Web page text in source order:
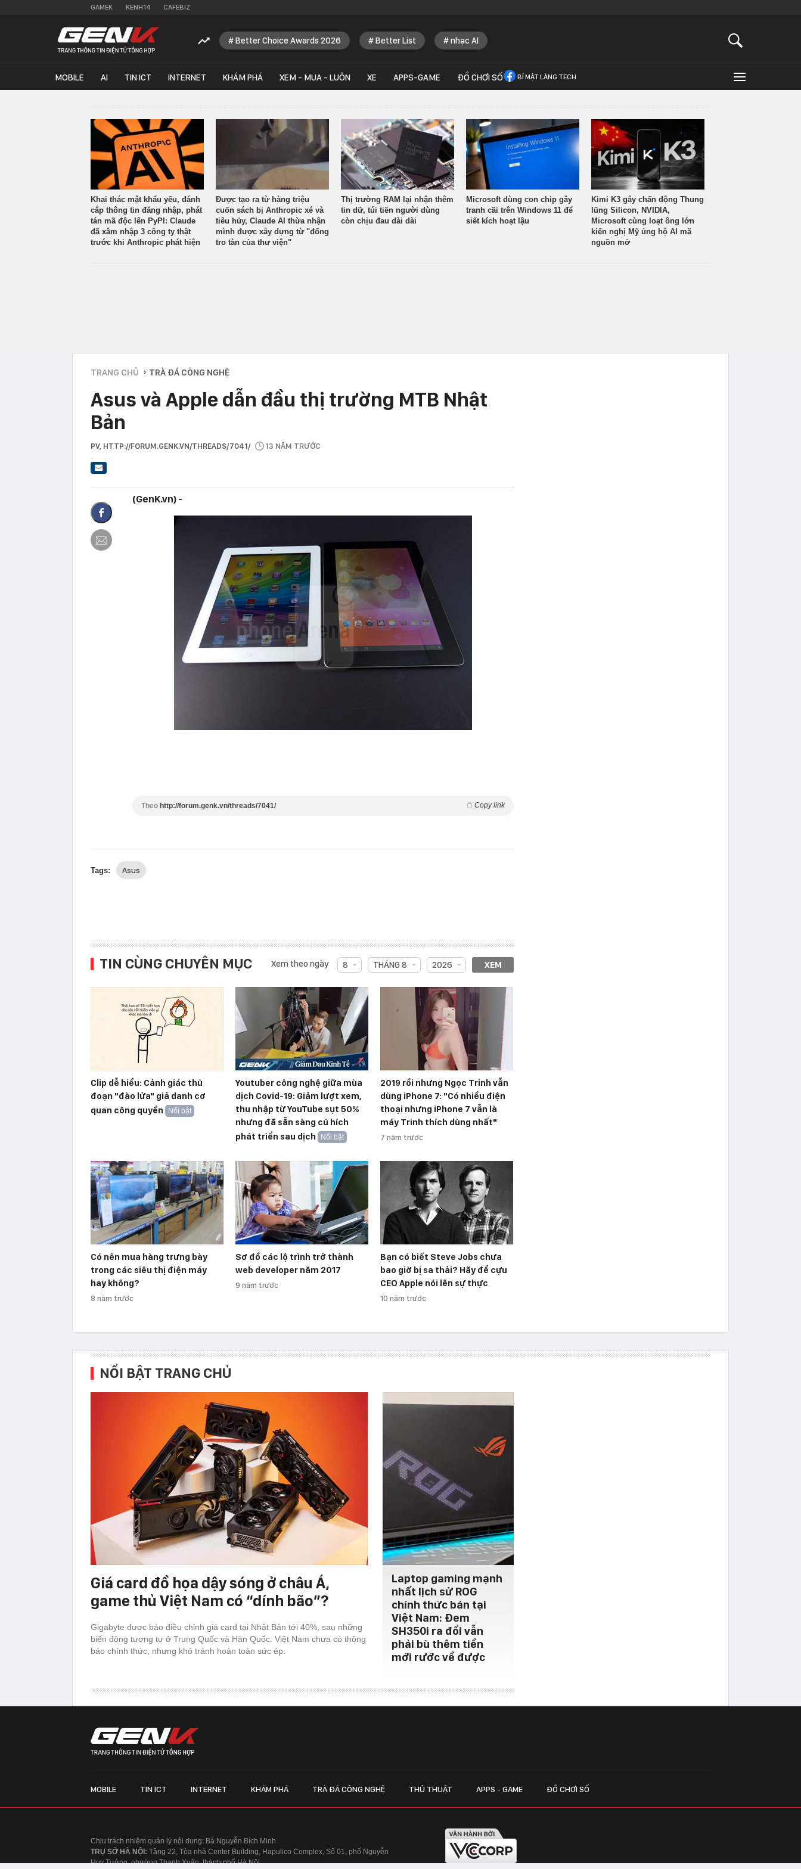
GAMEK KENH14 CAFEBIZ
Better Choice Awards 2026 Better List nhạc AI
MOBILE AI TIN ICT INTERNET KHÁM PHÁ XEM - MUA - LUÔN XE APPS-GAME ĐỒ CHƠI SỐ BÍ MẬT LÀNG TECH
Khai thác mật khẩu yếu, đánh
cắp thông tin đăng nhập, phát
tán mã độc lên PyPI: Claude
đã xâm nhập 3 công ty thật
trước khi Anthropic phát hiện
Được tạo ra từ hàng triệu
cuốn sách bị Anthropic xé và
tiêu hủy, Claude AI thừa nhận
mình được xây dựng từ "đống
tro tàn của thư viện"
Thị trường RAM lại nhận thêm
tin dữ, túi tiền người dùng
còn chịu đau dài dài
Microsoft dùng con chip gây
tranh cãi trên Windows 11 để
siết kích hoạt lậu
Kimi K3 gây chấn động Thung
lũng Silicon, NVIDIA,
Microsoft cùng loạt ông lớn
kiến nghị Mỹ ủng hộ AI mã
nguồn mở
TRANG CHỦ › TRÀ ĐÁ CÔNG NGHỆ
Asus và Apple dẫn đầu thị trường MTB Nhật
Bản
PV, HTTP://FORUM.GENK.VN/THREADS/7041/ 13 NĂM TRƯỚC
(GenK.vn) -
Theo http://forum.genk.vn/threads/7041/ Copy link
Tags: Asus
TIN CÙNG CHUYÊN MỤC Xem theo ngày 8 THÁNG 8 2026 XEM
Clip dễ hiểu: Cảnh giác thủ
đoạn "đào lửa" giả danh cơ
quan công quyền
Nổi bật
Youtuber công nghệ giữa mùa
dịch Covid-19: Giảm lượt xem,
thu nhập từ YouTube sụt 50%
nhưng đã sẵn sàng cú hích
phát triển sau dịch
Nổi bật
2019 rồi nhưng Ngọc Trinh vẫn
dùng iPhone 7: "Có nhiều điện
thoại nhưng iPhone 7 vẫn là
máy Trinh thích dùng nhất"
7 năm trước
Có nên mua hàng trưng bày
trong các siêu thị điện máy
hay không?
8 năm trước
Sơ đồ các lộ trình trở thành
web developer năm 2017
9 năm trước
Bạn có biết Steve Jobs chưa
bao giờ bị sa thải? Hãy để cựu
CEO Apple nói lên sự thực
10 năm trước
NỔI BẬT TRANG CHỦ
Giá card đồ họa dậy sóng ở châu Á,
game thủ Việt Nam có “dính bão”?
Gigabyte được báo điều chỉnh giá card tại Nhật Bản tới 40%, sau những
biến động tương tự ở Trung Quốc và Hàn Quốc. Việt Nam chưa có thông
báo chính thức, nhưng khó tránh hoàn toàn sức ép.
Laptop gaming mạnh
nhất lịch sử ROG
chính thức bán tại
Việt Nam: Đem
SH350i ra đổi vẫn
phải bù thêm tiền
mới rước về được
MOBILE TIN ICT INTERNET KHÁM PHÁ TRÀ ĐÁ CÔNG NGHỆ THỦ THUẬT APPS - GAME ĐỒ CHƠI SỐ
Chịu trách nhiệm quản lý nội dung: Bà Nguyễn Bích Minh
TRỤ SỞ HÀ NỘI: Tầng 22, Tòa nhà Center Building, Hapulico Complex, Số 01, phố Nguyễn
Huy Tưởng, phường Thanh Xuân, thành phố Hà Nội